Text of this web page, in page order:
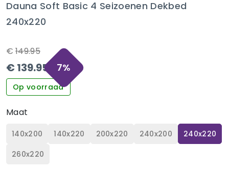
Dauna Soft Basic 4 Seizoenen Dekbed
240x220
€ 149.95
€ 139.95 7%
Op voorraad
Maat
140x200 140x220 200x220 240x200
240x220
260x220